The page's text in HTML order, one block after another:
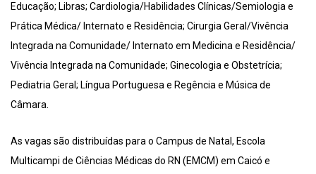
Educação; Libras; Cardiologia/Habilidades Clínicas/Semiologia e
Prática Médica/ Internato e Residência; Cirurgia Geral/Vivência
Integrada na Comunidade/ Internato em Medicina e Residência/
Vivência Integrada na Comunidade; Ginecologia e Obstetrícia;
Pediatria Geral; Língua Portuguesa e Regência e Música de
Câmara.
As vagas são distribuídas para o Campus de Natal, Escola
Multicampi de Ciências Médicas do RN (EMCM) em Caicó e